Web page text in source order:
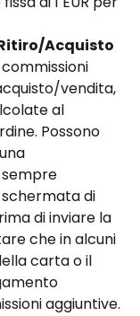
Acquisto
vendita,
al
Possono
di
di inviare la
che in alcuni
carta o il
aggiuntive.